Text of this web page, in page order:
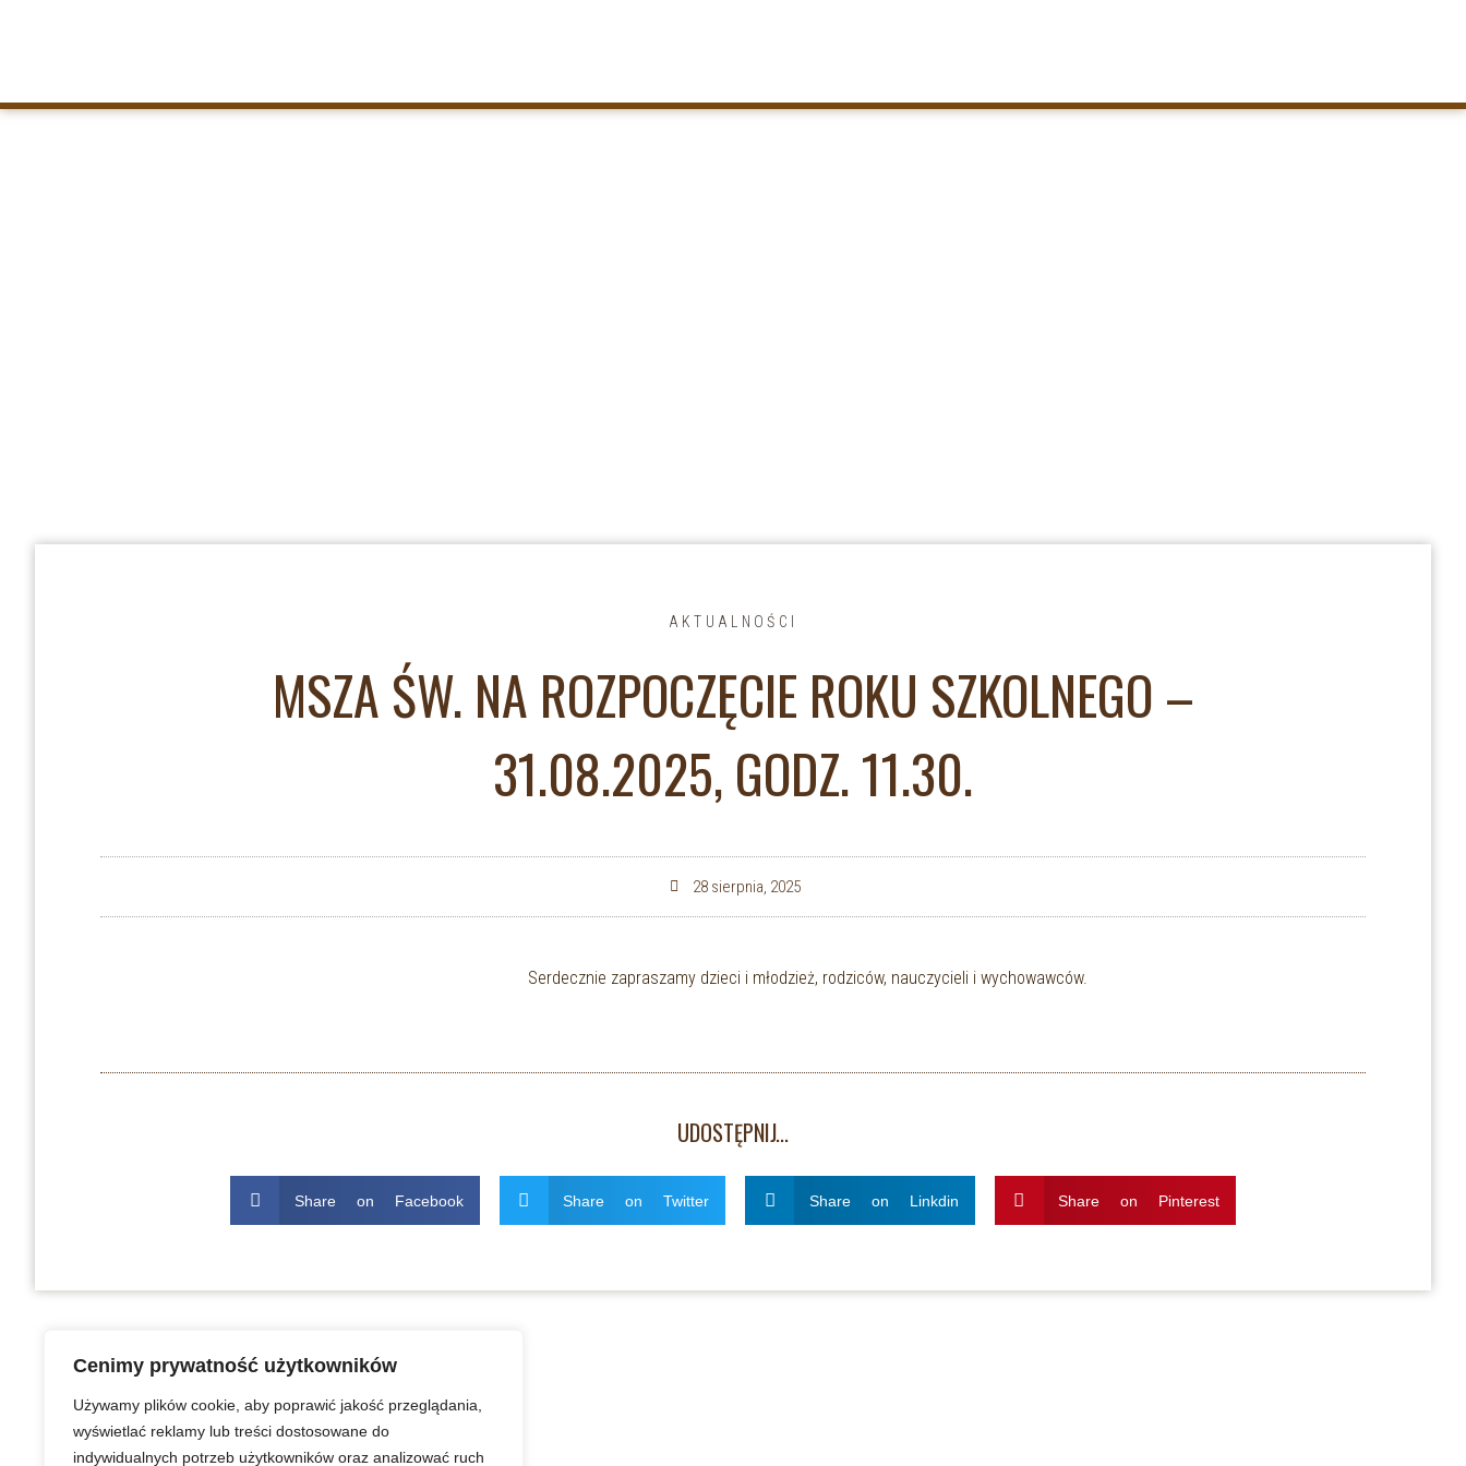
Cenimy prywatność użytkowników
Używamy plików cookie, aby poprawić jakość przeglądania,
wyświetlać reklamy lub treści dostosowane do
indywidualnych potrzeb użytkowników oraz analizować ruch
AKTUALNOŚCI
MSZA ŚW. NA ROZPOCZĘCIE ROKU SZKOLNEGO –
31.08.2025, GODZ. 11.30.
28 sierpnia, 2025
Serdecznie zapraszamy dzieci i młodzież, rodziców, nauczycieli i wychowawców.
UDOSTĘPNIJ...
Share on Facebook Share on Twitter Share on Linkdin Share on Pinterest